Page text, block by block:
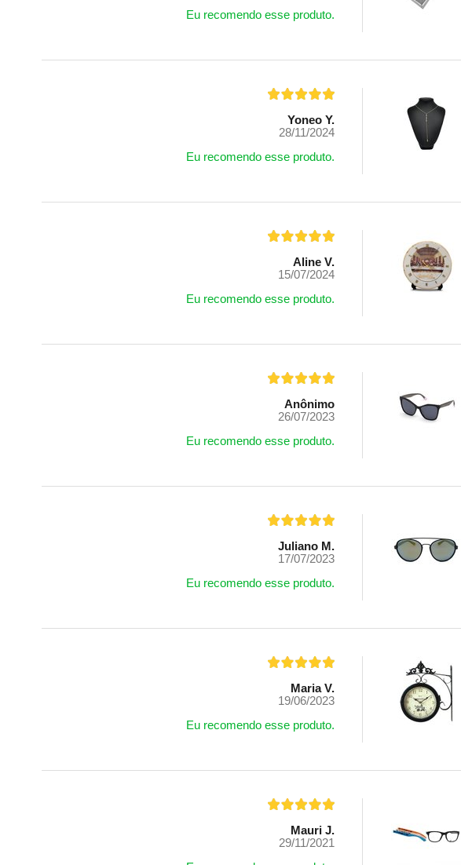
Eu recomendo esse produto.
Yoneo Y.
28/11/2024
Eu recomendo esse produto.
Aline V.
15/07/2024
Eu recomendo esse produto.
Anônimo
26/07/2023
Eu recomendo esse produto.
Juliano M.
17/07/2023
Eu recomendo esse produto.
Maria V.
19/06/2023
Eu recomendo esse produto.
Mauri J.
29/11/2021